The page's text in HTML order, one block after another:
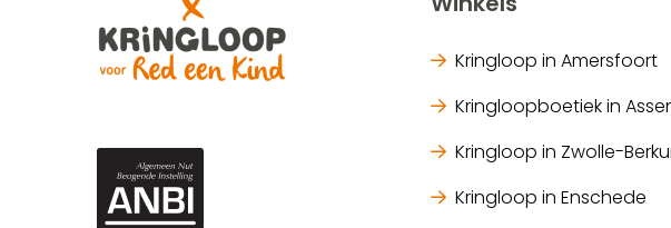
Kringloop in Amersfoort
Kringloopboetiek in
Kringloop in Zwolle-
Kringloop in Enschede